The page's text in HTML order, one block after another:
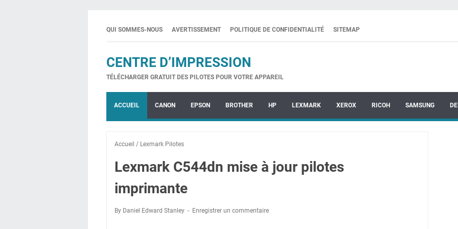
QUI SOMMES-NOUS AVERTISSEMENT POLITIQUE DE CONFIDENTIALITÉ SITEMAP
CENTRE D’IMPRESSION
TÉLÉCHARGER GRATUIT DES PILOTES POUR VOTRE APPAREIL
ACCUEIL CANON EPSON BROTHER HP LEXMARK XEROX RICOH SAMSUNG
Accueil / Lexmark Pilotes
Lexmark C544dn mise à jour pilotes
imprimante
By Daniel Edward Stanley Enregistrer un commentaire